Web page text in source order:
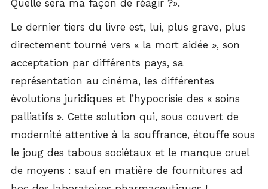
Quelle sera ma façon de réagir ?».
Le dernier tiers du livre est, lui, plus grave, plus
directement tourné vers « la mort aidée », son
acceptation par différents pays, sa
représentation au cinéma, les différentes
évolutions juridiques et l’hypocrisie des « soins
palliatifs ». Cette solution qui, sous couvert de
modernité attentive à la souffrance, étouffe sous
le joug des tabous sociétaux et le manque cruel
de moyens : sauf en matière de fournitures ad